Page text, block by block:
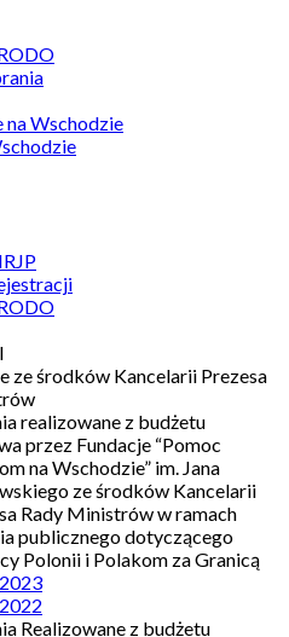
na Wschodzie
ze środków Kancelarii Prezesa
realizowane z budżetu
przez Fundacje “Pomoc
na Wschodzie” im. Jana
ze środków Kancelarii
Rady Ministrów w ramach
publicznego dotyczącego
Polonii i Polakom za Granicą
2023
2022
Realizowane z budżetu